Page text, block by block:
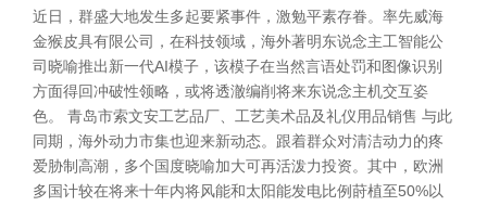
近日，群盛大地发生多起要紧事件，激勉平素存眷。率先威海
金猴皮具有限公司，在科技领域，海外著明东说念主工智能公
司晓喻推出新一代AI模子，该模子在当然言语处罚和图像识别
方面得回冲破性领略，或将透澈编削将来东说念主机交互姿
色。 青岛市索文安工艺品厂、工艺美术品及礼仪用品销售 与此
同期，海外动力市集也迎来新动态。跟着群众对清洁动力的疼
爱胁制高潮，多个国度晓喻加大可再活泼力投资。其中，欧洲
多国计较在将来十年内将风能和太阳能发电比例莳植至50%以